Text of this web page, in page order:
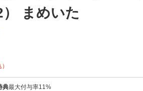
） まめいた
典最大付与率11%